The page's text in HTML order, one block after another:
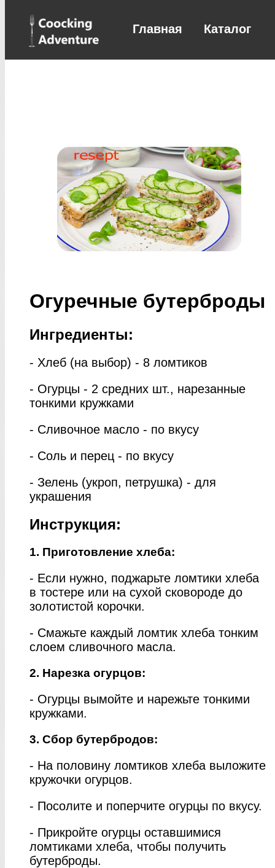
Главная Каталог
Огуречные бутерброды
Ингредиенты:
- Хлеб (на выбор) - 8 ломтиков
- Огурцы - 2 средних шт., нарезанные
тонкими кружками
- Сливочное масло - по вкусу
- Соль и перец - по вкусу
- Зелень (укроп, петрушка) - для
украшения
Инструкция:
1. Приготовление хлеба:
- Если нужно, поджарьте ломтики хлеба
в тостере или на сухой сковороде до
золотистой корочки.
- Смажьте каждый ломтик хлеба тонким
слоем сливочного масла.
2. Нарезка огурцов:
- Огурцы вымойте и нарежьте тонкими
кружками.
3. Сбор бутербродов:
- На половину ломтиков хлеба выложите
кружочки огурцов.
- Посолите и поперчите огурцы по вкусу.
- Прикройте огурцы оставшимися
ломтиками хлеба, чтобы получить
бутерброды.